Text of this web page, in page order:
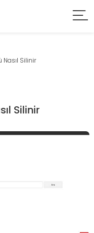
Nasıl Silinir
Silinir